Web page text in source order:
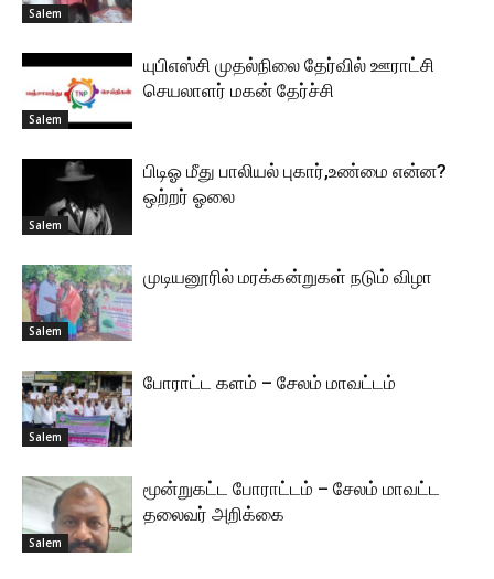
Salem
Salem
யுபிஎஸ்சி முதல்நிலை தேர்வில் ஊராட்சி
செயலாளர் மகன் தேர்ச்சி
Salem
பிடிஓ மீது பாலியல் புகார்,உண்மை என்ன?
ஒற்றர் ஓலை
Salem
முடியனூரில் மரக்கன்றுகள் நடும் விழா
Salem
போராட்ட களம் – சேலம் மாவட்டம்
Salem
மூன்றுகட்ட போராட்டம் – சேலம் மாவட்ட
தலைவர் அறிக்கை